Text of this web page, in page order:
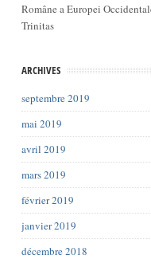
Române a Europei
Trinitas
ARCHIVES
septembre 2019
mai 2019
avril 2019
mars 2019
février 2019
janvier 2019
décembre 2018